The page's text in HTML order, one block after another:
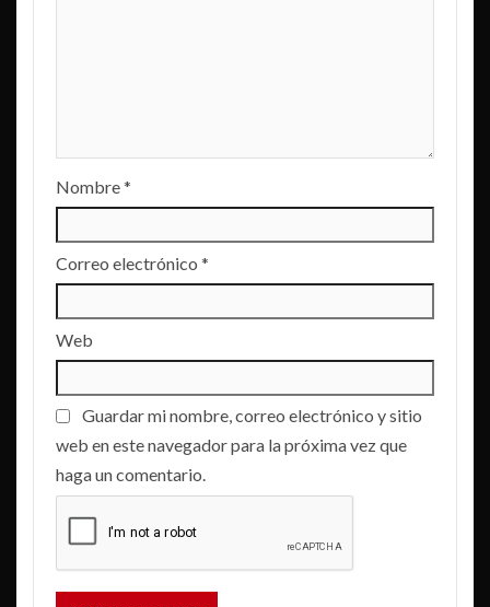
Nombre*
Correo electrónico *
Web
Guardar mi nombre, correo electrónico y sitio
web en este navegador para la próxima vez que
haga un comentario.